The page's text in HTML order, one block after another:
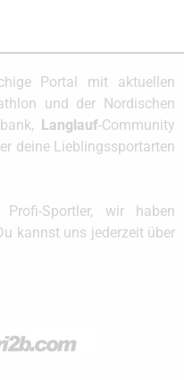
Portal mit aktuellen
und der Nordischen
Langlauf-Community
deine Lieblingssportarten
Sportler, wir haben
kannst uns jederzeit über